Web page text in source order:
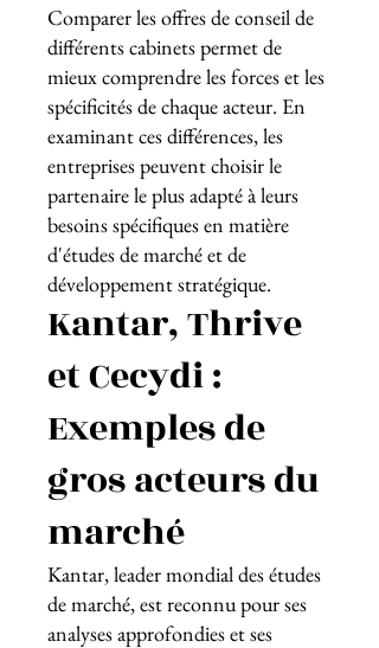
Comparer les offres de conseil de
différents cabinets permet de
mieux comprendre les forces et les
spécificités de chaque acteur. En
examinant ces différences, les
entreprises peuvent choisir le
partenaire le plus adapté à leurs
besoins spécifiques en matière
d'études de marché et de
développement stratégique.
Kantar, Thrive
et Cecydi :
Exemples de
gros acteurs du
marché
Kantar, leader mondial des études
de marché, est reconnu pour ses
analyses approfondies et ses